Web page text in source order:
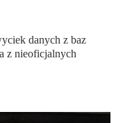
danych z baz
z nieoficjalnych